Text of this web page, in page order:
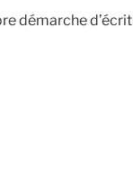
démarche